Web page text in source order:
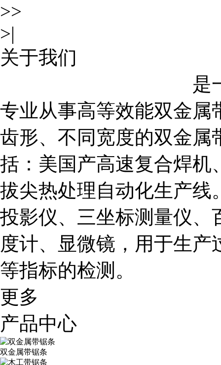
>>
>|
关于我们
是
专业从事高等效能双金属
齿形、不同宽度的双金属
括：美国产高速复合焊机
拔尖热处理自动化生产线
投影仪、三坐标测量仪、
度计、显微镜，用于生
等指标的检测。
更多
产品中心
双金属带锯条